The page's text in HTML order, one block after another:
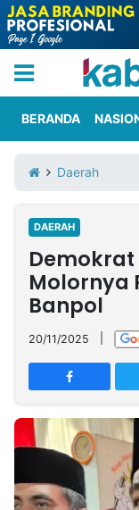
Iklan
Berita
Kami
Nasional
International
Olahraga
Entertainment
Daerah
Pariwisata
Kuliner
Kolom
Network
PT
TREETAN
INDONESIA
Partner
BERANDA
Daerah
DAERAH
Demokrat
Molornya
Banpol
20/11/2025